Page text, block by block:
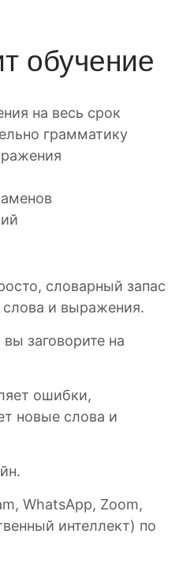
обучение
на весь срок
грамматику
словарный запас
и выражения.
заговорите на
ошибки,
новые слова и
WhatsApp, Zoom,
интеллект) по